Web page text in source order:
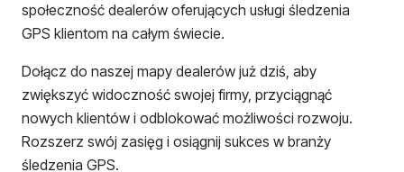
społeczność dealerów oferujących usługi śledzenia
GPS klientom na całym świecie.
Dołącz do naszej mapy dealerów już dziś, aby
zwiększyć widoczność swojej firmy, przyciągnąć
nowych klientów i odblokować możliwości rozwoju.
Rozszerz swój zasięg i osiągnij sukces w branży
śledzenia GPS.